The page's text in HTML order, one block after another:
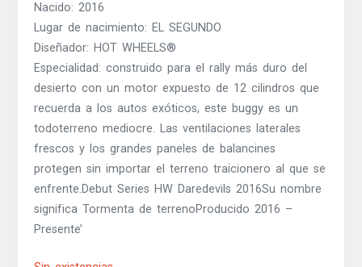
Nacido: 2016
Lugar de nacimiento: EL SEGUNDO
Diseñador: HOT WHEELS®
Especialidad: construido para el rally más duro del
desierto con un motor expuesto de 12 cilindros que
recuerda a los autos exóticos, este buggy es un
todoterreno mediocre. Las ventilaciones laterales
frescos y los grandes paneles de balancines
protegen sin importar el terreno traicionero al que se
enfrente.Debut Series HW Daredevils 2016Su nombre
significa Tormenta de terrenoProducido 2016 –
Presente’